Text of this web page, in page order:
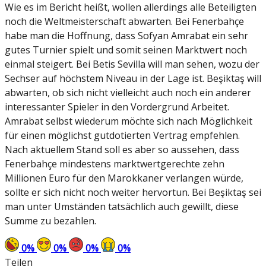
Wie es im Bericht heißt, wollen allerdings alle Beteiligten
noch die Weltmeisterschaft abwarten. Bei Fenerbahçe
habe man die Hoffnung, dass Sofyan Amrabat ein sehr
gutes Turnier spielt und somit seinen Marktwert noch
einmal steigert. Bei Betis Sevilla will man sehen, wozu der
Sechser auf höchstem Niveau in der Lage ist. Beşiktaş will
abwarten, ob sich nicht vielleicht auch noch ein anderer
interessanter Spieler in den Vordergrund Arbeitet.
Amrabat selbst wiederum möchte sich nach Möglichkeit
für einen möglichst gutdotierten Vertrag empfehlen.
Nach aktuellem Stand soll es aber so aussehen, dass
Fenerbahçe mindestens marktwertgerechte zehn
Millionen Euro für den Marokkaner verlangen würde,
sollte er sich nicht noch weiter hervortun. Bei Beşiktaş sei
man unter Umständen tatsächlich auch gewillt, diese
Summe zu bezahlen.
0% 0% 0% 0%
Teilen